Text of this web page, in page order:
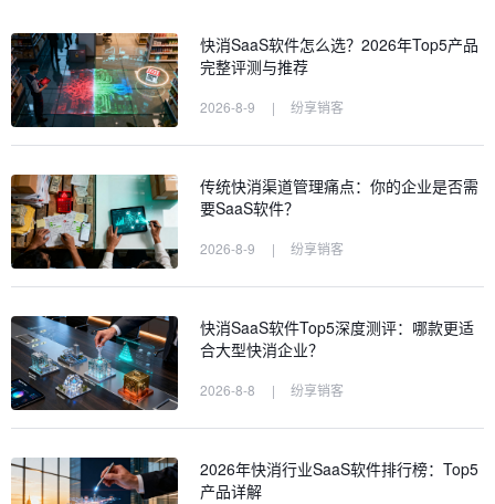
快消SaaS软件怎么选？2026年Top5产品
完整评测与推荐
2026-8-9 | 纷享销客
传统快消渠道管理痛点：你的企业是否需
要SaaS软件？
2026-8-9 | 纷享销客
快消SaaS软件Top5深度测评：哪款更适
合大型快消企业？
2026-8-8 | 纷享销客
2026年快消行业SaaS软件排行榜：Top5
产品详解